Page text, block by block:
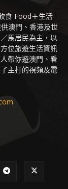
食 Food＋生活
澳門、香港及世
馬居民為主，以
位旅遊生活資訊
帶你遊澳門、看
主打的視頻及電